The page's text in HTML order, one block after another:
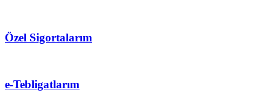
Özel Sigortalarım
e-Tebligatlarım